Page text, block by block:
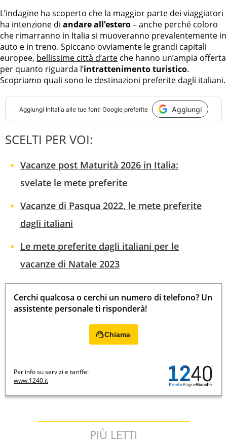
L’indagine ha scoperto che la maggior parte dei viaggiatori
ha intenzione di andare all’estero– anche perché coloro
che rimarranno in Italia si muoveranno prevalentemente in
auto e in treno. Spiccano ovviamente le grandi capitali
europee, bellissime città d’arte che hanno un’ampia offerta
per quanto riguarda l’intrattenimento turistico.
Scopriamo quali sono le destinazioni preferite dagli italiani.
Aggiungi InItalia alle tue fonti Google preferite Aggiungi
SCELTI PER VOI:
Vacanze post Maturità 2026 in Italia:
svelate le mete preferite
Vacanze di Pasqua 2022, le mete preferite
dagli italiani
Le mete preferite dagli italiani per le
vacanze di Natale 2023
Cerchi qualcosa o cerchi un numero di telefono? Un
assistente personale ti risponderà!
Chiama
Per info su servizi e tariffe:
www.1240.it
PIÙ LETTI